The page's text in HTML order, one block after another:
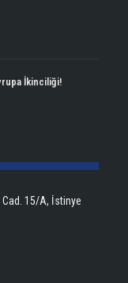
İkinciliği!
15/A, İstinye